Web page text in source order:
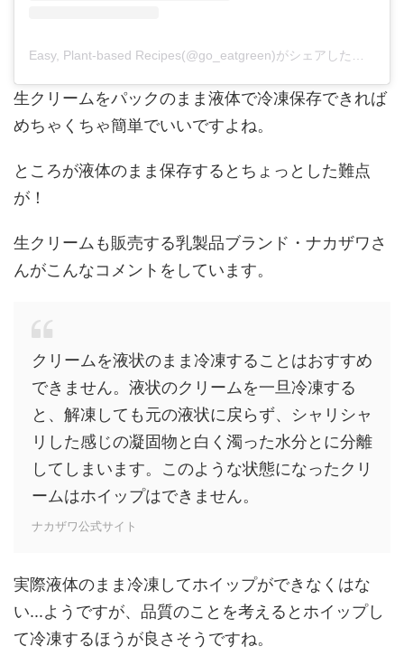
Easy, Plant-based Recipes(@go_eatgreen)がシェアした投稿
生クリームをパックのまま液体で冷凍保存できれば
めちゃくちゃ簡単でいいですよね。
ところが液体のまま保存するとちょっとした難点
が！
生クリームも販売する乳製品ブランド・ナカザワさ
んがこんなコメントをしています。
クリームを液状のまま冷凍することはおすすめ
できません。液状のクリームを一旦冷凍する
と、解凍しても元の液状に戻らず、シャリシャ
リした感じの凝固物と白く濁った水分とに分離
してしまいます。このような状態になったクリ
ームはホイップはできません。
ナカザワ公式サイト
実際液体のまま冷凍してホイップができなくはな
い...ようですが、品質のことを考えるとホイップし
て冷凍するほうが良さそうですね。